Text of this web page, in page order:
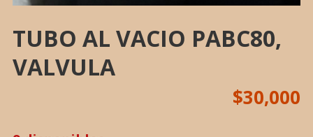
TUBO AL VACIO PABC80,
VALVULA
$30,000